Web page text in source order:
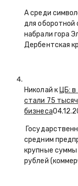
А среди
для оборотной
набрали гора
Дербентская
Николай к ЦБ:
стали 75
бизнеса
средним
крупные
рублей